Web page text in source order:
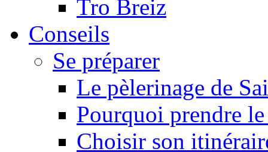
Tro Breiz
Conseils
Se préparer
Le pèlerinage de
Pourquoi prendre
Choisir son